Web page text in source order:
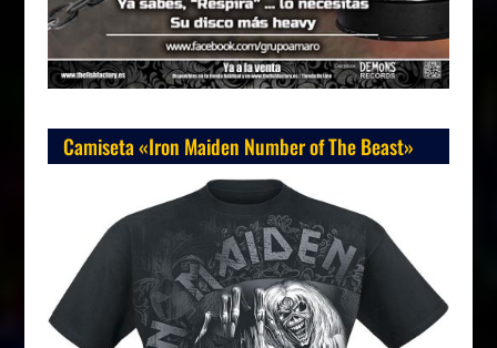
Camiseta «Iron Maiden Number of The Beast»